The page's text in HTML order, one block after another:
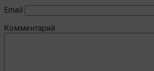
Email
Комментарий